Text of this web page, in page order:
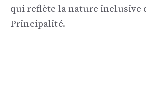
qui reflète la nature inclusive
Principalité.